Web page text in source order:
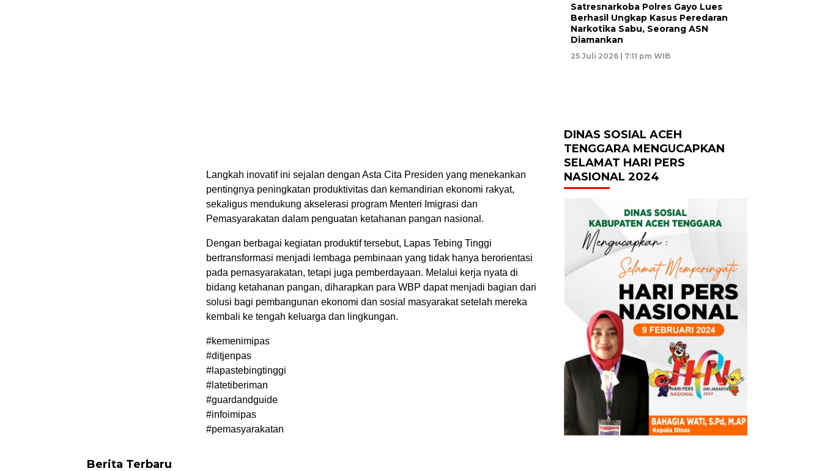
Langkah inovatif ini sejalan dengan Asta Cita Presiden yang menekankan
pentingnya peningkatan produktivitas dan kemandirian ekonomi rakyat,
sekaligus mendukung akselerasi program Menteri Imigrasi dan
Pemasyarakatan dalam penguatan ketahanan pangan nasional.
Dengan berbagai kegiatan produktif tersebut, Lapas Tebing Tinggi
bertransformasi menjadi lembaga pembinaan yang tidak hanya berorientasi
pada pemasyarakatan, tetapi juga pemberdayaan. Melalui kerja nyata di
bidang ketahanan pangan, diharapkan para WBP dapat menjadi bagian dari
solusi bagi pembangunan ekonomi dan sosial masyarakat setelah mereka
kembali ke tengah keluarga dan lingkungan.
#kemenimipas
#ditjenpas
#lapastebingtinggi
#latetiberiman
#guardandguide
#infoimipas
#pemasyarakatan
Berita Terbaru
Satresnarkoba Polres Gayo Lues
Berhasil Ungkap Kasus Peredaran
Narkotika Sabu, Seorang ASN
Diamankan
25 Juli 2026 | 7:11 pm WIB
DINAS SOSIAL ACEH
TENGGARA MENGUCAPKAN
SELAMAT HARI PERS
NASIONAL 2024